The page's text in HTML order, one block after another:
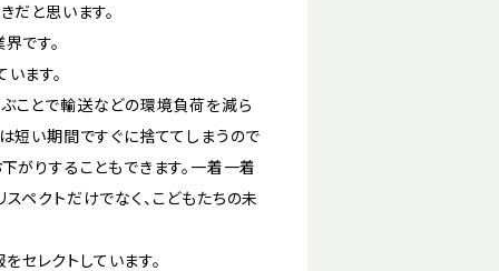
だと思います。
です。
ます。
ことで輸送などの環境負荷を減ら
短い期間ですぐに捨ててしまうので
がりすることもできます。一着一着
ペクトだけでなく、こどもたちの未
レクトしています。